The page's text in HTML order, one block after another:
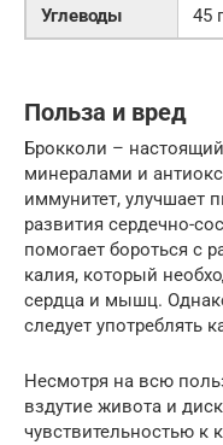
Углеводы
45 г
Польза и вред
Брокколи –
минералами и
иммунитет, улучшает
развития сердечно-
помогает бороться с
калия, который
сердца и мышц.
следует употреблять
Несмотря на всю
вздутие живота и
чувствительностью